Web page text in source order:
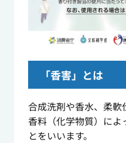
「香害」とは
合成洗剤や香水、柔
香料（化学物質）によ
とをいいます。